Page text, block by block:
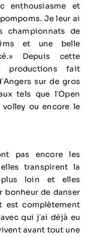
enthousiasme et
Je leur ai
championnats de
et une belle
Depuis cette
productions fait
sur de gros
tels que lʼOpen
volley ou encore le
pas encore les
transpirent la
plus loin et elles
bonheur de danser
est complètement
qui jʼai déjà eu
avant tout une